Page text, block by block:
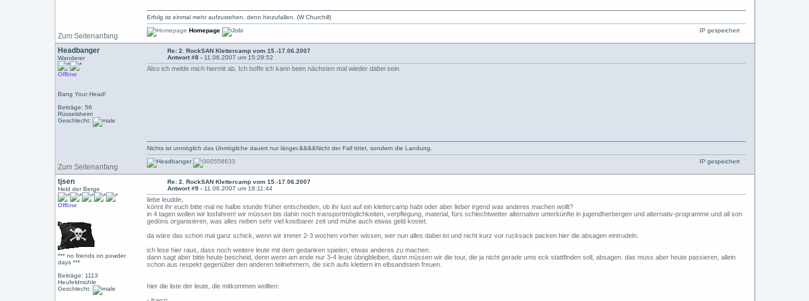
Zum Seitenanfang
Erfolg ist einmal mehr aufzustehen, denn hinzufallen. (W Churchill)
Homepage
IP gespeichert
Headbanger
Wanderer
Offline
Bang Your Head!
Beiträge: 56
Rüsselsheim
Geschlecht:
Re: 2. RockSAN Klettercamp vom 15.-17.06.2007
Antwort #8 - 11.06.2007 um 15:28:52
Also ich melde mich hiermit ab. Ich hoffe ich kann beim nächsten mal wieder dabei sein.
Zum Seitenanfang
Nichts ist unmöglich das Unmögliche dauert nur länger.&&&&Nicht der Fall tötet, sondern die Landung.
IP gespeichert
tjsen
Held der Berge
Offline
*** no friends on powder
days ***
Beiträge: 1113
Heufeldmühle
Geschlecht:
Re: 2. RockSAN Klettercamp vom 15.-17.06.2007
Antwort #9 - 11.06.2007 um 18:11:44
liebe leudde,
könnt ihr euch bitte mal ne halbe stunde früher entscheiden, ob ihr lust auf ein klettercamp habt oder aber lieber irgend was anderes machen wollt?
in 4 tagen wollen wir losfahren! wir müssen bis dahin noch transportmöglichkeiten, verpflegung, material, fürs schlechtwetter alternative unterkünfte in jugendherbergen und alternativ-programme und all son
gedöns organisieren, was alles neben sehr viel kostbarer zeit und mühe auch etwas geld kostet.
da wäre das schon mal ganz schick, wenn wir immer 2-3 wochen vorher wissen, wer nun alles dabei ist und nicht kurz vor rucksack packen hier die absagen eintrudeln.
ich lese hier raus, dass noch weitere leute mit dem gedanken spielen, etwas anderes zu machen.
dann sagt aber bitte heute bescheid, denn wenn am ende nur 3-4 leute übrigbleiben, dann müssen wir die tour, die ja nicht gerade ums eck stattfinden soll, absagen. das muss aber heute passieren, allein
schon aus respekt gegenüber den anderen teilnehmern, die sich aufs klettern im elbsandstein freuen.
hier die liste der leute, die mitkommen wollten: